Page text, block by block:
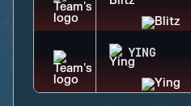
YING